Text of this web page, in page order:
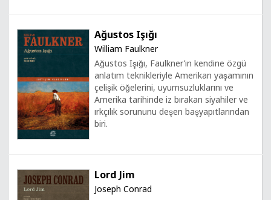
Ağustos Işığı
William Faulkner
Ağustos Işığı, Faulkner’ın kendine özgü
anlatım teknikleriyle Amerikan yaşamının
çelişik öğelerini, uyumsuzluklarını ve
Amerika tarihinde iz bırakan siyahiler ve
ırkçılık sorununu deşen başyapıtlarından
biri.
Lord Jim
Joseph Conrad